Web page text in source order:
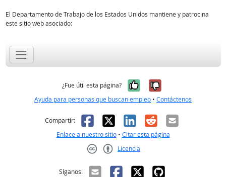
El Departamento de Trabajo de los Estados Unidos mantiene y patrocina
este sitio web asociado:
¿Fue útil esta página? Sí, fue útil
No, no fue
Ayuda para personas que buscan empleo • Contáctenos
Compartir: Facebook
X LinkedIn
RedditCorreo
Enlace a nuestro sitio• Citar esta página
Licencia
Síganos: